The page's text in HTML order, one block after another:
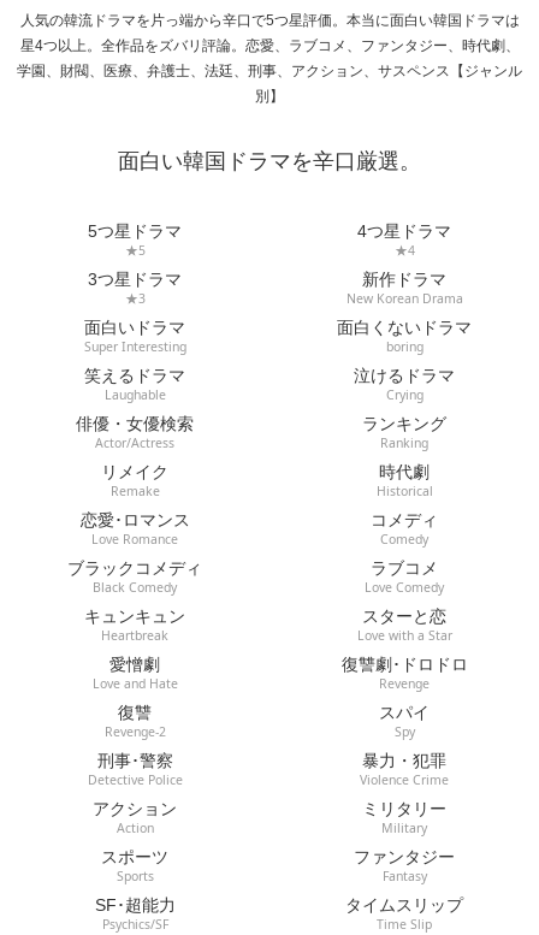
人気の韓流ドラマを片っ端から辛口で5つ星評価。本当に面白い韓国ドラマは
星4つ以上。全作品をズバリ評論。恋愛、ラブコメ、ファンタジー、時代劇、
学園、財閥、医療、弁護士、法廷、刑事、アクション、サスペンス【ジャンル
別】
面白い韓国ドラマを辛口厳選。
5つ星ドラマ
★5
4つ星ドラマ
★4
3つ星ドラマ
★3
新作ドラマ
New Korean Drama
面白いドラマ
Super Interesting
面白くないドラマ
boring
笑えるドラマ
Laughable
泣けるドラマ
Crying
俳優・女優検索
Actor/Actress
ランキング
Ranking
リメイク
Remake
時代劇
Historical
恋愛･ロマンス
Love Romance
コメディ
Comedy
ブラックコメディ
Black Comedy
ラブコメ
Love Comedy
キュンキュン
Heartbreak
スターと恋
Love with a Star
愛憎劇
Love and Hate
復讐劇･ドロドロ
Revenge
復讐
Revenge-2
スパイ
Spy
刑事･警察
Detective Police
暴力・犯罪
Violence Crime
アクション
Action
ミリタリー
Military
スポーツ
Sports
ファンタジー
Fantasy
SF･超能力
Psychics/SF
タイムスリップ
Time Slip